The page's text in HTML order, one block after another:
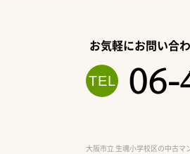
お気軽にお問い合
06-
大阪市立 生魂小学校区の中古マ